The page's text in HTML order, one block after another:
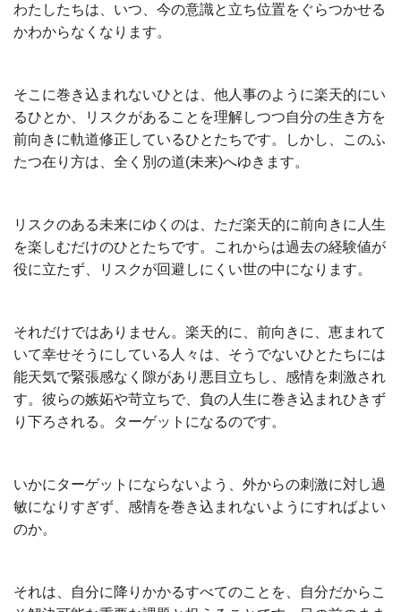
わたしたちは、いつ、今の意識と立ち位置をぐらつかせる
かわからなくなります。
そこに巻き込まれないひとは、他人事のように楽天的にい
るひとか、リスクがあることを理解しつつ自分の生き方を
前向きに軌道修正しているひとたちです。しかし、このふ
たつ在り方は、全く別の道(未来)へゆきます。
リスクのある未来にゆくのは、ただ楽天的に前向きに人生
を楽しむだけのひとたちです。これからは過去の経験値が
役に立たず、リスクが回避しにくい世の中になります。
それだけではありません。楽天的に、前向きに、恵まれて
いて幸せそうにしている人々は、そうでないひとたちには
能天気で緊張感なく隙があり悪目立ちし、感情を刺激され
す。彼らの嫉妬や苛立ちで、負の人生に巻き込まれひきず
り下ろされる。ターゲットになるのです。
いかにターゲットにならないよう、外からの刺激に対し過
敏になりすぎず、感情を巻き込まれないようにすればよい
のか。
それは、自分に降りかかるすべてのことを、自分だからこ